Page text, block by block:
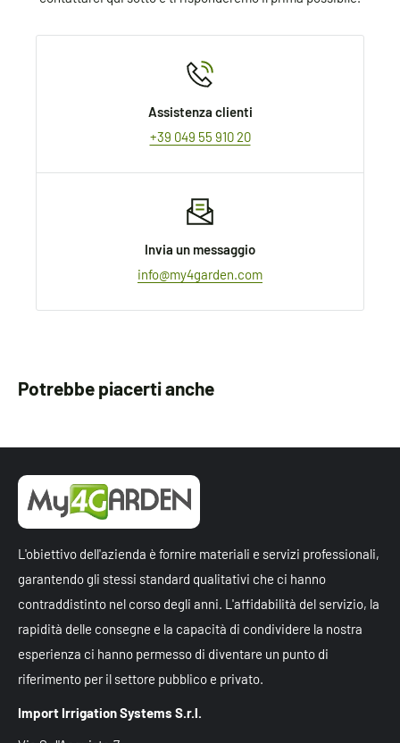
Assistenza clienti
+39 049 55 910 20
Invia un messaggio
info@my4garden.com
Potrebbe piacerti anche
L'obiettivo dell'azienda è fornire materiali e servizi professionali,
garantendo gli stessi standard qualitativi che ci hanno
contraddistinto nel corso degli anni. L'affidabilità del servizio, la
rapidità delle consegne e la capacità di condividere la nostra
esperienza ci hanno permesso di diventare un punto di
riferimento per il settore pubblico e privato.
Import Irrigation Systems S.r.l.